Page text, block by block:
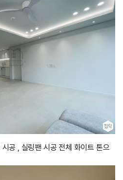
공 , 실링팬 시공 전체 화이트 톤으